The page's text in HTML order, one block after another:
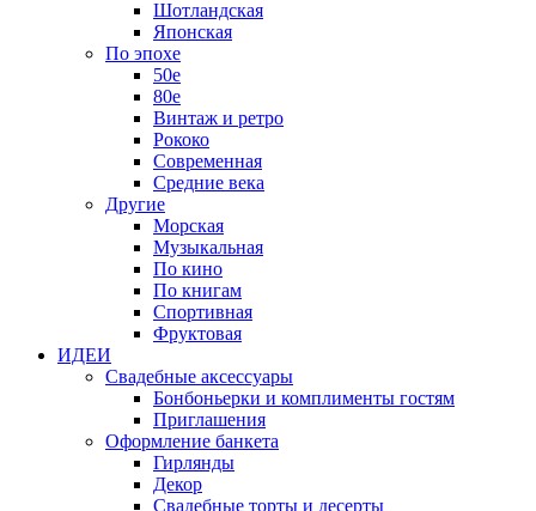
Шотландская
Японская
По эпохе
50е
80е
Винтаж и ретро
Рококо
Современная
Средние века
Другие
Морская
Музыкальная
По кино
По книгам
Спортивная
Фруктовая
ИДЕИ
Свадебные аксессуары
Бонбоньерки и комплименты гостям
Приглашения
Оформление банкета
Гирлянды
Декор
Свадебные торты и десерты